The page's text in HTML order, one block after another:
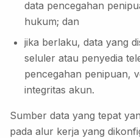
data pencegahan
hukum; dan
jika berlaku, data yang
seluler atau penyedia
pencegahan penipuan,
integritas akun.
Sumber data yang tepat
pada alur kerja yang